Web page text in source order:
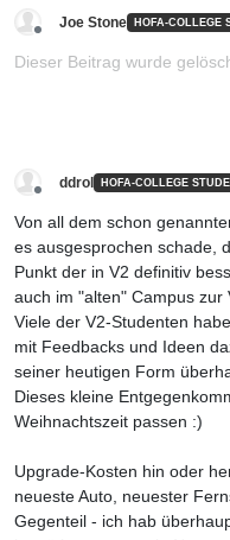
Joe Stone HOFA-COLLEGE
Dieser Beitrag wurde
ddrol HOFA-COLLEGE
Von all dem schon
es ausgesprochen schade,
Punkt der in V2 definitiv
auch im "alten" Campus zur
Viele der V2-Studenten
mit Feedbacks und Ideen
seiner heutigen Form
Dieses kleine
Weihnachtszeit passen :)
Upgrade-Kosten hin oder
neueste Auto, neuester
Gegenteil - ich hab